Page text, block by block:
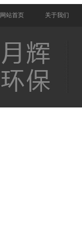
网站首页 关于我们